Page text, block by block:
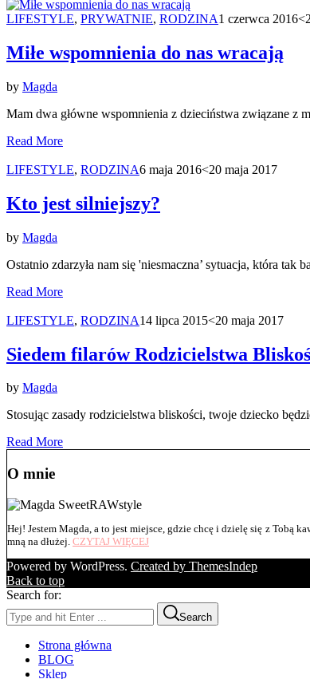
LIFESTYLE, PRYWATNIE, RODZINA1 czerwca 2016
Miłe wspomnienia do nas wracają
by Magda
Mam dwa główne wspomnienia z dzieciństwa związane z
Read More
LIFESTYLE, RODZINA6 maja 2016<20 maja 2017
Kto jest silniejszy?
by Magda
Ostatnio zdarzyła nam się 'niesmaczna’ sytuacja, która
Read More
LIFESTYLE, RODZINA14 lipca 2015<20 maja 2017
Siedem filarów Rodzicielstwa
by Magda
Stosując zasady rodzicielstwa bliskości, twoje dziecko
Read More
O mnie
Hej! Jestem Magda, a to jest miejsce, gdzie chcę i dzielę się z Tobą
mną na dłużej. CZYTAJ WIĘCEJ
Powered by WordPress. Created by ThemesIndep
Back to top
Search for:
Search
Strona główna
BLOG
Sklep